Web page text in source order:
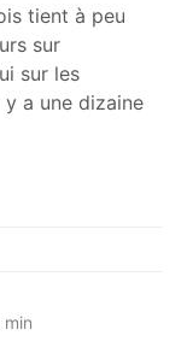
tient à peu
sur
sur les
a une dizaine